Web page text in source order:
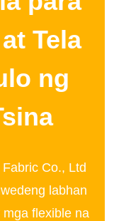
Tela
ng
Co., Ltd
labhan
flexible na